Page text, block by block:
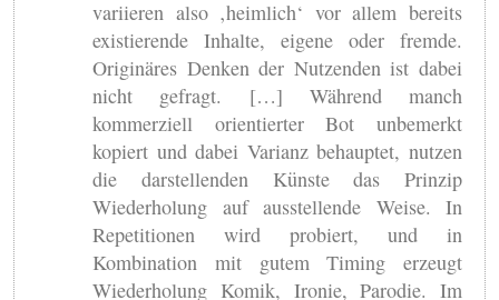
variieren also ‚heimlich‘ vor allem bereits
existierende Inhalte, eigene oder fremde.
Originäres Denken der Nutzenden ist dabei
nicht gefragt. […] Während manch
kommerziell orientierter Bot unbemerkt
kopiert und dabei Varianz behauptet, nutzen
die darstellenden Künste das Prinzip
Wiederholung auf ausstellende Weise. In
Repetitionen wird probiert, und in
Kombination mit gutem Timing erzeugt
Wiederholung Komik, Ironie, Parodie. Im